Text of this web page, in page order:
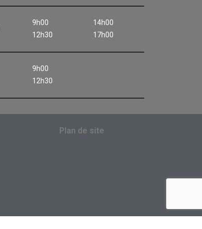
9h00
12h30
14h00
17h00
9h00
12h30
Plan de site